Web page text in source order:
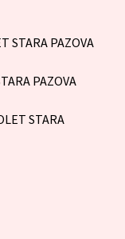
STARA PAZOVA
PAZOVA
STARA